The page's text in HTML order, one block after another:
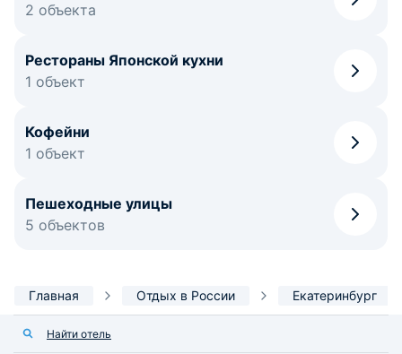
2 объекта
Рестораны Японской кухни
1 объект
Кофейни
1 объект
Пешеходные улицы
5 объектов
Главная Отдых в России Екатеринбург
Найти отель